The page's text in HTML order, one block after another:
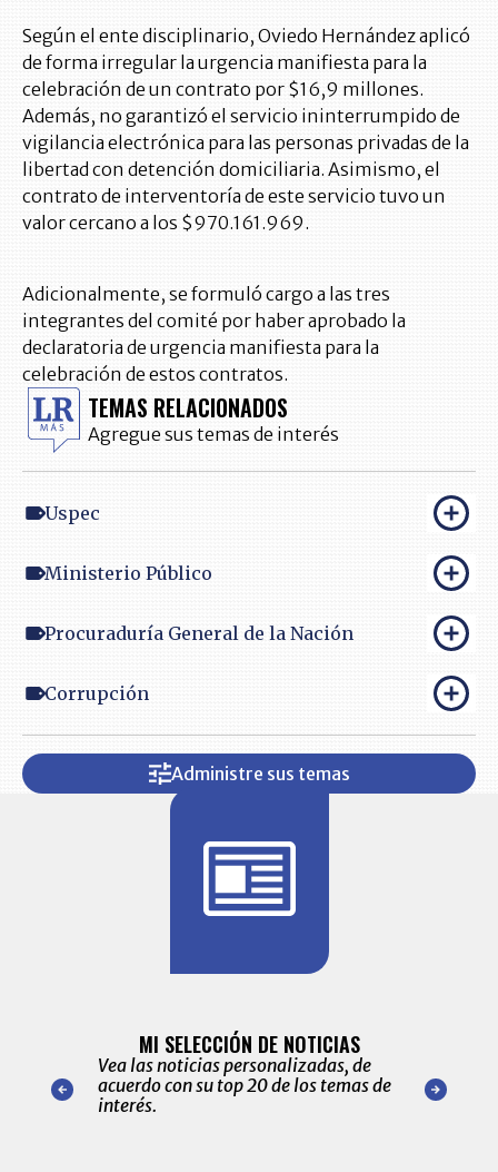
Según el ente disciplinario, Oviedo Hernández aplicó
de forma irregular la urgencia manifiesta para la
celebración de un contrato por $16,9 millones.
Además, no garantizó el servicio ininterrumpido de
vigilancia electrónica para las personas privadas de la
libertad con detención domiciliaria. Asimismo, el
contrato de interventoría de este servicio tuvo un
valor cercano a los $970.161.969.
Adicionalmente, se formuló cargo a las tres
integrantes del comité por haber aprobado la
declaratoria de urgencia manifiesta para la
celebración de estos contratos.
TEMAS RELACIONADOS
Agregue sus temas de interés
Uspec
Ministerio Público
Procuraduría General de la Nación
Corrupción
Administre sus temas
nuestro
para
MI SELECCIÓN DE NOTICIAS
Vea las noticias personalizadas, de
acuerdo con su top 20 de los temas de
interés.
de las